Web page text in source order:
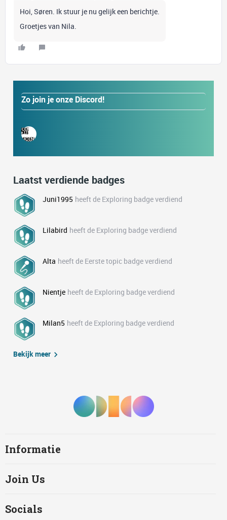
Hoi, Søren. Ik stuur je nu gelijk een berichtje.
Groetjes van Nila.
Zo join je onze Discord!
Laatst verdiende badges
Juni1995 heeft de Exploring badge verdiend
Lilabird heeft de Exploring badge verdiend
Alta heeft de Eerste topic badge verdiend
Nientje heeft de Exploring badge verdiend
Milan5 heeft de Exploring badge verdiend
Bekijk meer
Informatie
Join Us
Socials